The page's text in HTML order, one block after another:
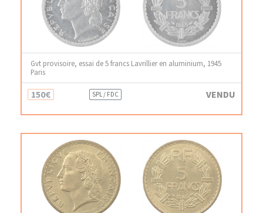
Gvt provisoire, essai de 5 francs Lavrillier en aluminium, 1945
Paris
150€ SPL / FDC VENDU